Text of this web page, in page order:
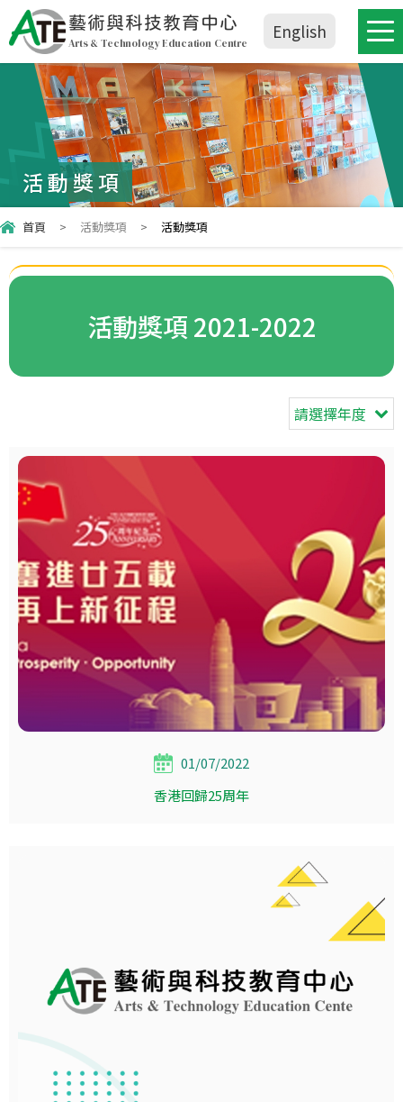
藝術與科技教育中心
Arts & Technology Education Centre
English
活動獎項
首頁 > 活動獎項 > 活動獎項
活動獎項 2021-2022
請選擇年度
01/07/2022
香港回歸25周年